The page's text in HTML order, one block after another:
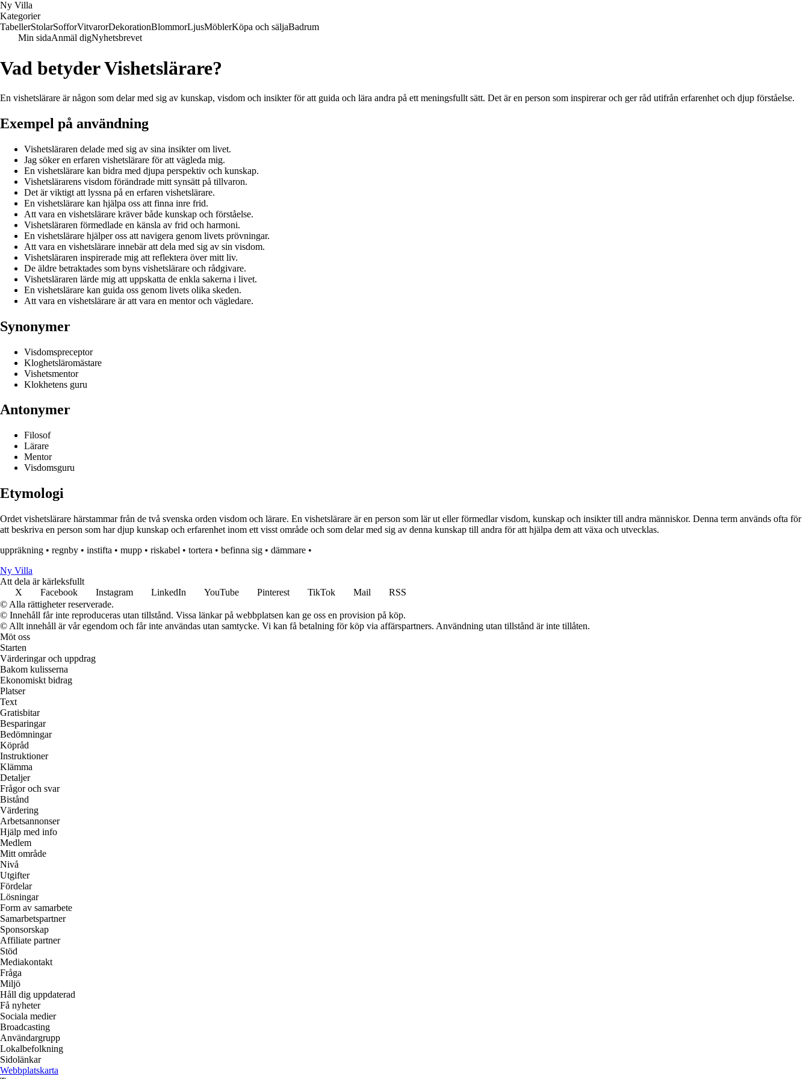
Ny Villa
Kategorier
TabellerStolarSofforVitvarorDekorationBlommorLjusMöblerKöpa och säljaBadrum
Min sidaAnmäl digNyhetsbrevet
Vad betyder Vishetslärare?
En vishetslärare är någon som delar med sig av kunskap, visdom och insikter för att guida och lära andra på ett meningsfullt sätt. Det är en person som inspirerar och ger råd utifrån erfarenhet och djup förståelse.
Exempel på användning
Vishetsläraren delade med sig av sina insikter om livet.
Jag söker en erfaren vishetslärare för att vägleda mig.
En vishetslärare kan bidra med djupa perspektiv och kunskap.
Vishetslärarens visdom förändrade mitt synsätt på tillvaron.
Det är viktigt att lyssna på en erfaren vishetslärare.
En vishetslärare kan hjälpa oss att finna inre frid.
Att vara en vishetslärare kräver både kunskap och förståelse.
Vishetsläraren förmedlade en känsla av frid och harmoni.
En vishetslärare hjälper oss att navigera genom livets prövningar.
Att vara en vishetslärare innebär att dela med sig av sin visdom.
Vishetsläraren inspirerade mig att reflektera över mitt liv.
De äldre betraktades som byns vishetslärare och rådgivare.
Vishetsläraren lärde mig att uppskatta de enkla sakerna i livet.
En vishetslärare kan guida oss genom livets olika skeden.
Att vara en vishetslärare är att vara en mentor och vägledare.
Synonymer
Visdomspreceptor
Kloghetsläromästare
Vishetsmentor
Klokhetens guru
Antonymer
Filosof
Lärare
Mentor
Visdomsguru
Etymologi
Ordet vishetslärare härstammar från de två svenska orden visdom och lärare. En vishetslärare är en person som lär ut eller förmedlar visdom, kunskap och insikter till andra människor. Denna term används ofta för
att beskriva en person som har djup kunskap och erfarenhet inom ett visst område och som delar med sig av denna kunskap till andra för att hjälpa dem att växa och utvecklas.
uppräkning • regnby • instifta • mupp • riskabel • tortera • befinna sig • dämmare •
Ny Villa
Att dela är kärleksfullt
X
Facebook Instagram LinkedIn YouTube Pinterest TikTok Mail
RSS
© Alla rättigheter reserverade.
© Innehåll får inte reproduceras utan tillstånd. Vissa länkar på webbplatsen kan ge oss en provision på köp.
© Allt innehåll är vår egendom och får inte användas utan samtycke. Vi kan få betalning för köp via affärspartners. Användning utan tillstånd är inte tillåten.
Möt oss
Starten
Värderingar och uppdrag
Bakom kulisserna
Ekonomiskt bidrag
Platser
Text
Gratisbitar
Besparingar
Bedömningar
Köpråd
Instruktioner
Klämma
Detaljer
Frågor och svar
Bistånd
Värdering
Arbetsannonser
Hjälp med info
Medlem
Mitt område
Nivå
Utgifter
Fördelar
Lösningar
Form av samarbete
Samarbetspartner
Sponsorskap
Affiliate partner
Stöd
Mediakontakt
Fråga
Miljö
Håll dig uppdaterad
Få nyheter
Sociala medier
Broadcasting
Användargrupp
Lokalbefolkning
Sidolänkar
Webbplatskarta